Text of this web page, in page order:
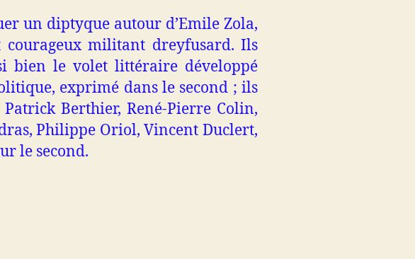
un diptyque autour d’Emile Zola,
militant dreyfusard. Ils
bien le volet littéraire développé
exprimé dans le second ; ils
Berthier, René-Pierre Colin,
Philippe Oriol, Vincent Duclert,
le second.